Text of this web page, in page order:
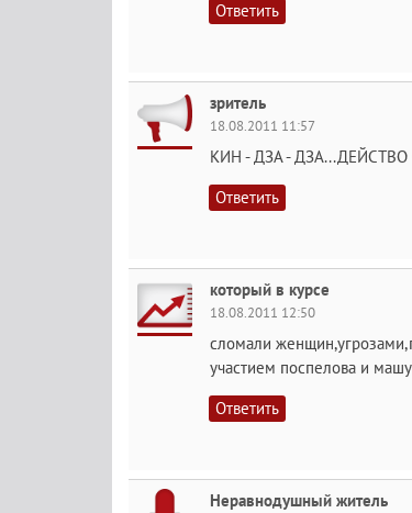
Ответить
зритель
18.08.2011 11:57
КИН - ДЗА -
Ответить
который в курсе
18.08.2011 12:50
сломали
участием поспелова и
Ответить
Неравнодушный житель